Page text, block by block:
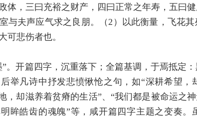
体，三曰充裕之财产，四曰正常之年寿，五曰
与夫声应气求之良朋。（2）以此衡量，飞花
可悲伤者也。
”。开篇四字，沉重落下；全篇基调，于焉抵定
举凡诗中抒发悲愤愀怆之句，如“深耕希望，
，却滋养着贫瘠的生活”、“我们都是被命运之
眸皓齿的魂魄”等，咸开篇四字主题之变奏。